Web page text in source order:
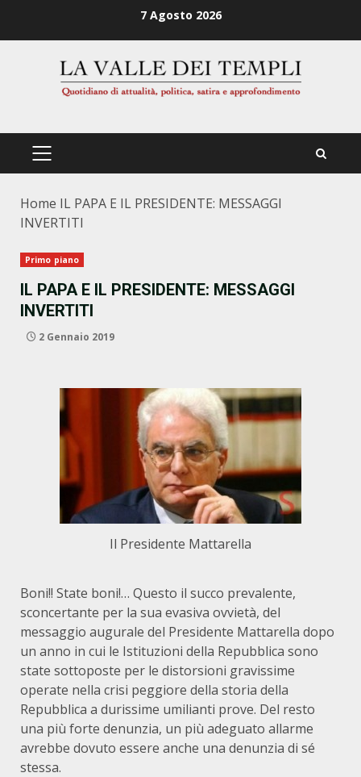
7 Agosto 2026
PRIMÄRES
Home IL PAPA E IL PRESIDENTE: MESSAGGI
INVERTITI
Primo piano
IL PAPA E IL PRESIDENTE: MESSAGGI
INVERTITI
2 Gennaio 2019
Il Presidente Mattarella
Boni!! State boni!… Questo il succo prevalente,
sconcertante per la sua evasiva ovvietà, del
messaggio augurale del Presidente Mattarella dopo
un anno in cui le Istituzioni della Repubblica sono
state sottoposte per le distorsioni gravissime
operate nella crisi peggiore della storia della
Repubblica a durissime umilianti prove. Del resto
una più forte denunzia, un più adeguato allarme
avrebbe dovuto essere anche una denunzia di sé
stessa.